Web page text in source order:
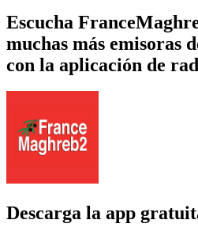
Escucha
muchas más emisoras
con la aplicación de
Descarga la app